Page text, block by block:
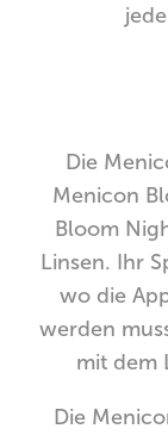
Die
Menicon
Bloom
Linsen. Ihr
wo die
werden
mit dem
Die